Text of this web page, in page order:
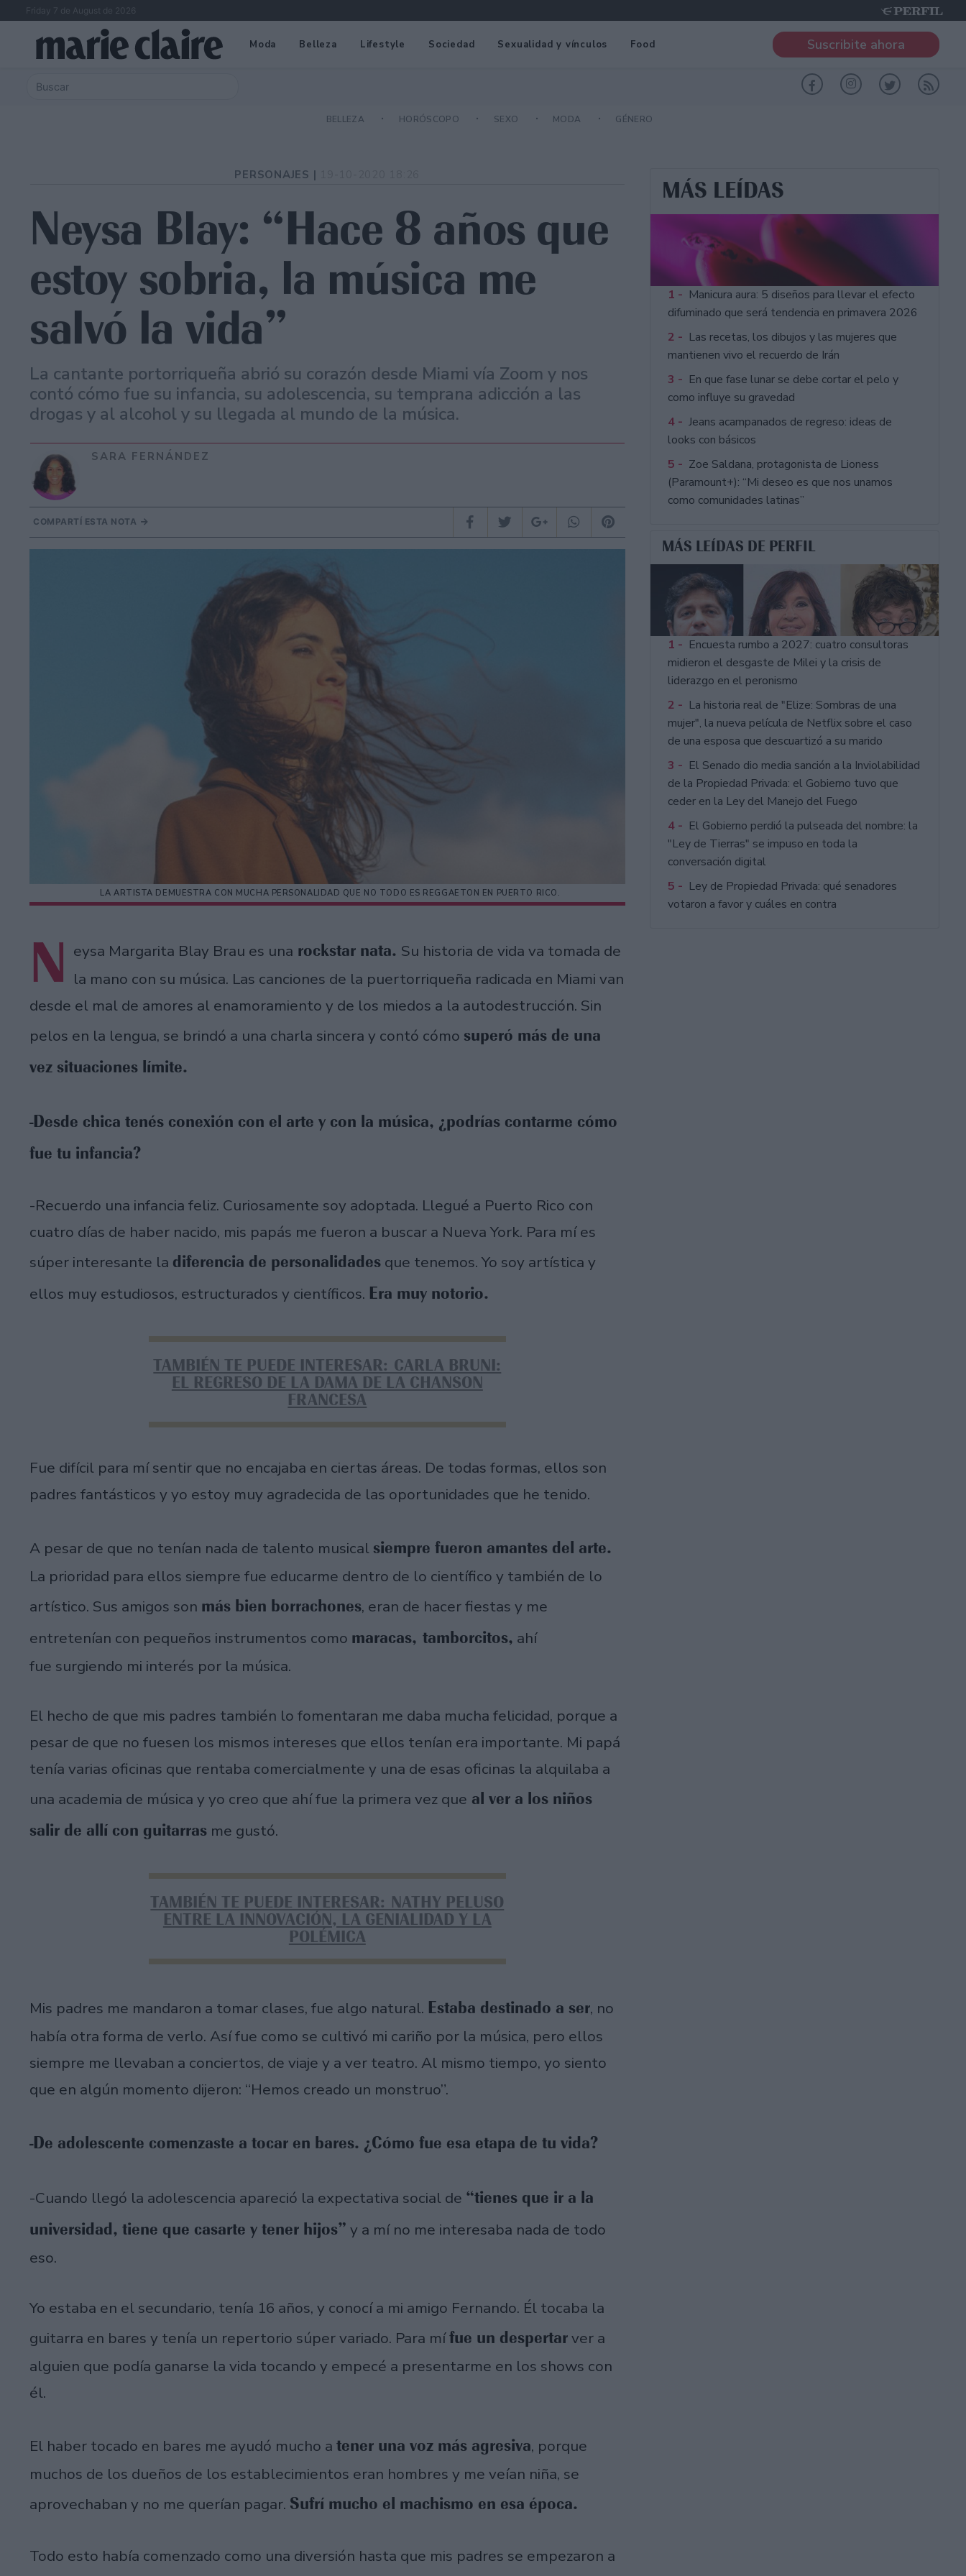
Friday 7 de August de 2026
Moda Belleza Lifestyle Sociedad Sexualidad y vínculos Food Suscribite ahora
BELLEZA HORÓSCOPO SEXO MODA GÉNERO
PERSONAJES |
Neysa Blay: “Hace 8 años que
estoy sobria, la música me
salvó la vida”
La cantante portorriqueña abrió su corazón desde Miami vía Zoom y nos
contó cómo fue su infancia, su adolescencia, su temprana adicción a las
drogas y al alcohol y su llegada al mundo de la música.
SARA FERNÁNDEZ
COMPARTÍ ESTA NOTA
LA ARTISTA DEMUESTRA CON MUCHA PERSONALIDAD QUE NO TODO ES REGGAETON EN PUERTO RICO.
N eysa Margarita Blay Brau es una rockstar nata. Su historia de vida va tomada de
la mano con su música. Las canciones de la puertorriqueña radicada en Miami van
desde el mal de amores al enamoramiento y de los miedos a la autodestrucción. Sin
pelos en la lengua, se brindó a una charla sincera y contó cómo superó más de una
vez situaciones límite.
-Desde chica tenés conexión con el arte y con la música, ¿podrías contarme cómo
fue tu infancia?
-Recuerdo una infancia feliz. Curiosamente soy adoptada. Llegué a Puerto Rico con
cuatro días de haber nacido, mis papás me fueron a buscar a Nueva York. Para mí es
súper interesante la diferencia de personalidades que tenemos. Yo soy artística y
ellos muy estudiosos, estructurados y científicos. Era muy notorio.
TAMBIÉN TE PUEDE INTERESAR: CARLA BRUNI:
EL REGRESO DE LA DAMA DE LA CHANSON
FRANCESA
Fue difícil para mí sentir que no encajaba en ciertas áreas. De todas formas, ellos son
padres fantásticos y yo estoy muy agradecida de las oportunidades que he tenido.
A pesar de que no tenían nada de talento musical siempre fueron amantes del arte.
La prioridad para ellos siempre fue educarme dentro de lo científico y también de lo
artístico. Sus amigos son más bien borrachones, eran de hacer fiestas y me
entretenían con pequeños instrumentos como maracas, tamborcitos, ahí
fue surgiendo mi interés por la música.
El hecho de que mis padres también lo fomentaran me daba mucha felicidad, porque a
pesar de que no fuesen los mismos intereses que ellos tenían era importante. Mi papá
tenía varias oficinas que rentaba comercialmente y una de esas oficinas la alquilaba a
una academia de música y yo creo que ahí fue la primera vez que al ver a los niños
salir de allí con guitarras me gustó.
TAMBIÉN TE PUEDE INTERESAR: NATHY PELUSO
ENTRE LA INNOVACIÓN, LA GENIALIDAD Y LA
POLÉMICA
Mis padres me mandaron a tomar clases, fue algo natural. Estaba destinado a ser, no
había otra forma de verlo. Así fue como se cultivó mi cariño por la música, pero ellos
siempre me llevaban a conciertos, de viaje y a ver teatro. Al mismo tiempo, yo siento
que en algún momento dijeron: “Hemos creado un monstruo”.
-De adolescente comenzaste a tocar en bares. ¿Cómo fue esa etapa de tu vida?
-Cuando llegó la adolescencia apareció la expectativa social de “tienes que ir a la
universidad, tiene que casarte y tener hijos” y a mí no me interesaba nada de todo
eso.
Yo estaba en el secundario, tenía 16 años, y conocí a mi amigo Fernando. Él tocaba la
guitarra en bares y tenía un repertorio súper variado. Para mífue un despertarver a
alguien que podía ganarse la vida tocando y empecé a presentarme en los shows con
él.
El haber tocado en bares me ayudó mucho a tener una voz más agresiva, porque
muchos de los dueños de los establecimientos eran hombres y me veían niña, se
aprovechaban y no me querían pagar. Sufrí mucho el machismo en esa época.
Todo esto había comenzado como una diversión hasta que mis padres se empezaron a
MÁS LEÍDAS
1 - Manicura aura: 5 diseños para llevar el efecto
difuminado que será tendencia en primavera 2026
2 - Las recetas, los dibujos y las mujeres que
mantienen vivo el recuerdo de Irán
3 - En que fase lunar se debe cortar el pelo y
como influye su gravedad
4 - Jeans acampanados de regreso: ideas de
looks con básicos
5 - Zoe Saldana, protagonista de Lioness
(Paramount+): “Mi deseo es que nos unamos
como comunidades latinas”
MÁS LEÍDAS DE PERFIL
1 - Encuesta rumbo a 2027: cuatro consultoras
midieron el desgaste de Milei y la crisis de
liderazgo en el peronismo
2 - La historia real de "Elize: Sombras de una
mujer", la nueva película de Netflix sobre el caso
de una esposa que descuartizó a su marido
3 - El Senado dio media sanción a la Inviolabilidad
de la Propiedad Privada: el Gobierno tuvo que
ceder en la Ley del Manejo del Fuego
4 - El Gobierno perdió la pulseada del nombre: la
"Ley de Tierras" se impuso en toda la
conversación digital
5 - Ley de Propiedad Privada: qué senadores
votaron a favor y cuáles en contra